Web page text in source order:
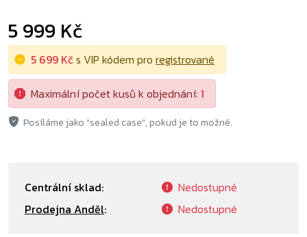
5 999 Kč
5 699 Kčs VIP kódem pro registrované
Maximální počet kusů k objednání: 1
Posíláme jako "sealed case", pokud je to možné.
Centrální sklad:
Nedostupné
Prodejna Anděl: Nedostupné